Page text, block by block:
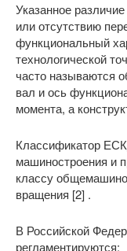
Указанное
или отсутствию
функциональный
технологической
часто называются
вал и ось
момента, а
Классификатор
машиностроения и
классу
вращения [2] .
В Российской
регламентируются: